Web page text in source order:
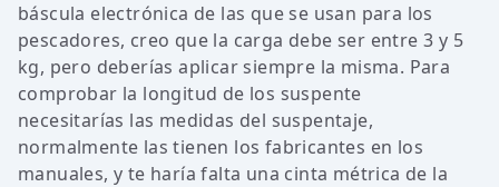
báscula electrónica de las que se usan para los
pescadores, creo que la carga debe ser entre 3 y 5
kg, pero deberías aplicar siempre la misma. Para
comprobar la longitud de los suspente
necesitarías las medidas del suspentaje,
normalmente las tienen los fabricantes en los
manuales, y te haría falta una cinta métrica de la